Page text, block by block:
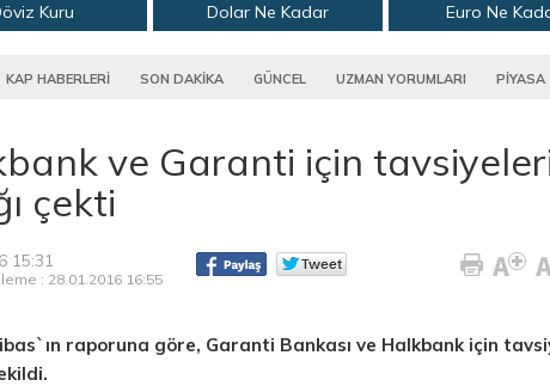
Kuru Dolar Ne Kadar Euro Ne
KAP HABERLERİ SON DAKİKA GÜNCEL UZMAN YORUMLARI PİYASA
ve Garanti için
çekti
15:31
: 28.01.2016 16:55
raporuna göre, Garanti Bankası ve Halkbank için